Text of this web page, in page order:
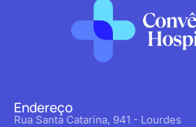
Endereço
Rua Santa Catarina, 941 - Lourdes